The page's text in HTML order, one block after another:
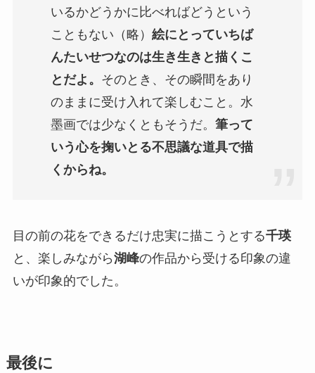
いるかどうかに比べればどうという
こともない（略） 絵にとっていちば
んたいせつなのは生き生きと描くこ
とだよ。 そのとき、その瞬間をあり
のままに受け入れて楽しむこと。水
墨画では少なくともそうだ。 筆って
いう心を掬いとる不思議な道具で描
くからね。
目の前の花をできるだけ忠実に描こうとする千瑛
と、楽しみながら湖峰の作品から受ける印象の違
いが印象的でした。
最後に